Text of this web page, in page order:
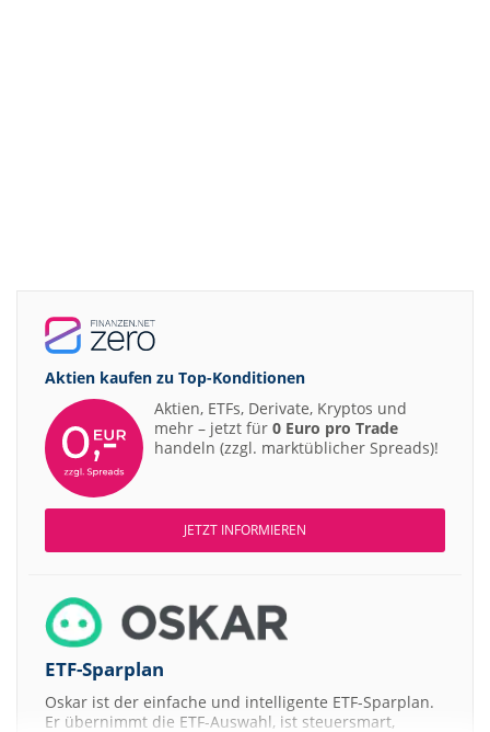
Aktien kaufen zu Top-Konditionen
Aktien, ETFs, Derivate, Kryptos und
mehr – jetzt für 0 Euro pro Trade
handeln (zzgl. marktüblicher Spreads)!
JETZT INFORMIEREN
ETF-Sparplan
Oskar ist der einfache und intelligente ETF-Sparplan.
Er übernimmt die ETF-Auswahl, ist steuersmart,